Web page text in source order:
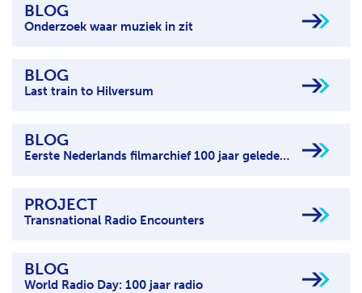
BLOG
Onderzoek waar muziek in zit
BLOG
Last train to Hilversum
BLOG
Eerste Nederlands filmarchief 100 jaar geleden opgericht
PROJECT
Transnational Radio Encounters
BLOG
World Radio Day: 100 jaar radio